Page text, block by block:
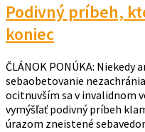
Podivný príbeh,
koniec
ČLÁNOK PONÚKA: Niekedy
sebaobetovanie
ocitnuvším sa v invalidnom
vymýšľať podivný príbeh
úrazom zneistené